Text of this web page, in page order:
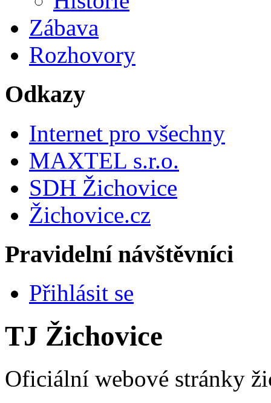
Zábava
Rozhovory
Odkazy
Internet pro všechny
MAXTEL s.r.o.
SDH Žichovice
Žichovice.cz
Pravidelní návštěvníci
Přihlásit se
TJ Žichovice
Oficiální webové stránky